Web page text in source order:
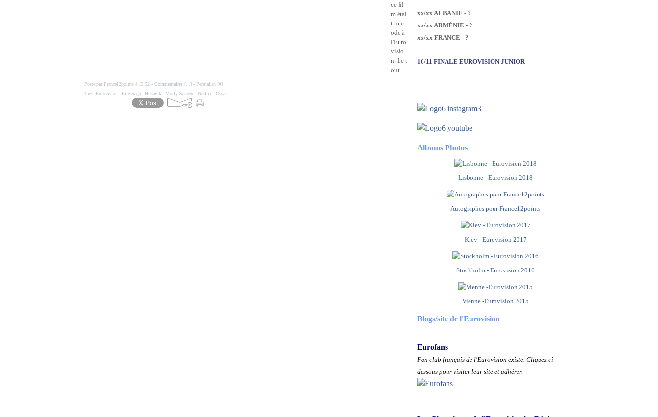
ce fil
m étai
t une
ode à
l'Euro
visio
n. Le t
out...
Posté par France12points à 15:52 - Commentaires [ ] - Permalien [#]
Tags: Eurovision Fire Saga Husavik Molly Sanden Netflix Oscar
xx/xx ALBANIE - ?
xx/xx ARMÉNIE - ?
xx/xx FRANCE - ?
16/11 FINALE EUROVISION JUNIOR
Albums Photos
Lisbonne - Eurovision 2018
Autographes pour France12points
Kiev - Eurovision 2017
Stockholm - Eurovision 2016
Vienne -Eurovision 2015
Blogs/site de l'Eurovision
Eurofans
Fan club français de l'Eurovision existe. Cliquez ci
dessous pour visiter leur site et adhérer.